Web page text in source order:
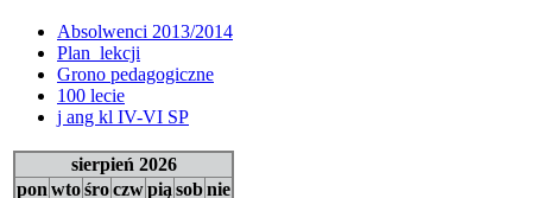
Absolwenci 2013/2014
Plan_lekcji
Grono pedagogiczne
100 lecie
j ang kl IV-VI SP
sierpień 2026
ponwtośroczwpiąsobnie